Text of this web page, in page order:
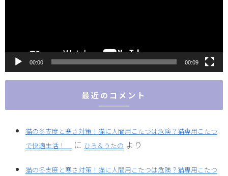
00:00 00:09
最近のコメント
猫の冬支度と寒さ対策！猫に人間用こたつは危険？猫専用こたつ
で快適生活！
に ひろ＆うたの より
猫の冬支度と寒さ対策！猫に人間用こたつは危険？猫専用こたつ